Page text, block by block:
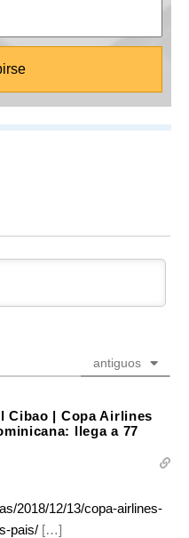
antiguos
Cibao | Copa Airlines
llega a 77
2018/12/13/copa-airlines-
pais/ […]